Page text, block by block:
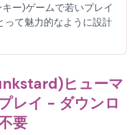
ー)ゲームで若いプレイ
って魅力的なように設計
ヒューマ
レイ - ダウンロ
要